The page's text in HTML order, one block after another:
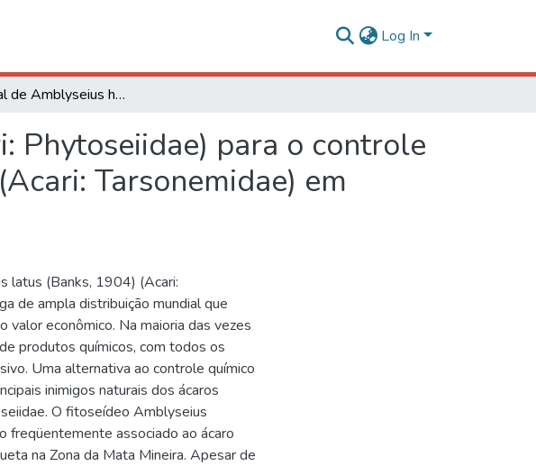
Log In
Potencial de Amblyseius herbicolus (Acari: Phytoseiidae) para o controle biológico de Polyphagotarsonemus latus (Acari: Tarsonemidae) em pimenta malagueta
Phytoseiidae) para o controle
Tarsonemidae) em
latus (Banks, 1904) (Acari:
de ampla distribuição mundial que
econômico. Na maioria das vezes
produtos químicos, com todos os
Uma alternativa ao controle químico
inimigos naturais dos ácaros
O fitoseídeo Amblyseius
freqüentemente associado ao ácaro
na Zona da Mata Mineira. Apesar de